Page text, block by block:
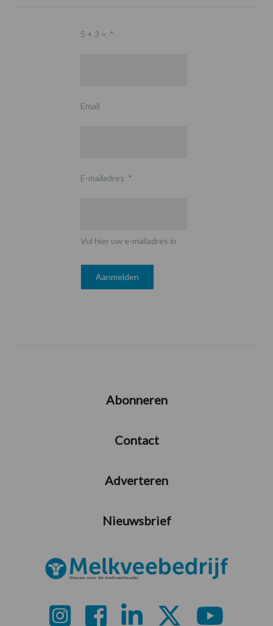
5 + 3 = *
Email
E-mailadres *
Vul hier uw e-mailadres in
Abonneren
Contact
Adverteren
Nieuwsbrief